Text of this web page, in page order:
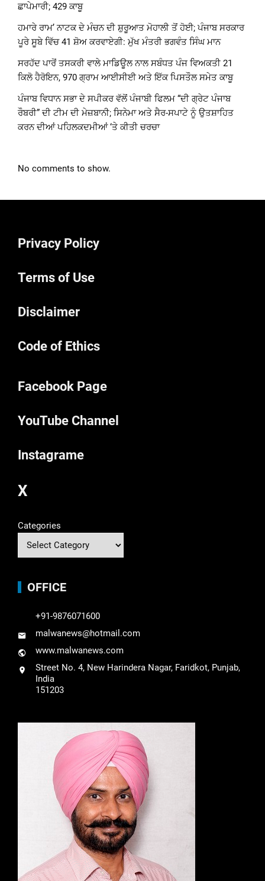
ਛਾਪੇਮਾਰੀ; 429 ਕਾਬੂ
ਹਮਾਰੇ ਰਾਮ’ ਨਾਟਕ ਦੇ ਮੰਚਨ ਦੀ ਸ਼ੁਰੂਆਤ ਮੋਹਾਲੀ ਤੋਂ ਹੋਈ; ਪੰਜਾਬ ਸਰਕਾਰ
ਪੂਰੇ ਸੂਬੇ ਵਿੱਚ 41 ਸ਼ੋਅ ਕਰਵਾਏਗੀ: ਮੁੱਖ ਮੰਤਰੀ ਭਗਵੰਤ ਸਿੰਘ ਮਾਨ
ਸਰਹੱਦ ਪਾਰੋਂ ਤਸਕਰੀ ਵਾਲੇ ਮਾਡਿਊਲ ਨਾਲ ਸਬੰਧਤ ਪੰਜ ਵਿਅਕਤੀ 21
ਕਿਲੋ ਹੈਰੋਇਨ, 970 ਗ੍ਰਾਮ ਆਈਸੀਈ ਅਤੇ ਇੱਕ ਪਿਸਤੌਲ ਸਮੇਤ ਕਾਬੂ
ਪੰਜਾਬ ਵਿਧਾਨ ਸਭਾ ਦੇ ਸਪੀਕਰ ਵੱਲੋਂ ਪੰਜਾਬੀ ਫਿਲਮ “ਦੀ ਗ੍ਰੇਟ ਪੰਜਾਬ
ਰੌਬਰੀ” ਦੀ ਟੀਮ ਦੀ ਮੇਜ਼ਬਾਨੀ; ਸਿਨੇਮਾ ਅਤੇ ਸੈਰ-ਸਪਾਟੇ ਨੂੰ ਉਤਸ਼ਾਹਿਤ
ਕਰਨ ਦੀਆਂ ਪਹਿਲਕਦਮੀਆਂ ‘ਤੇ ਕੀਤੀ ਚਰਚਾ
No comments to show.
Privacy Policy
Terms of Use
Disclaimer
Code of Ethics
Facebook Page
YouTube Channel
Instagrame
X
Categories
OFFICE
+91-9876071600
malwanews@hotmail.com
www.malwanews.com
Street No. 4, New Harindera Nagar, Faridkot, Punjab,
India
151203